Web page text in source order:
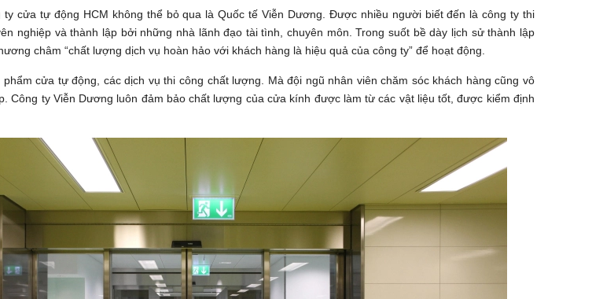
ty cửa tự động HCM không thể bỏ qua là Quốc tế Viễn Dương. Được nhiều người biết đến là công ty thi
nghiệp và thành lập bởi những nhà lãnh đạo tài tình, chuyên môn. Trong suốt bề dày lịch sử thành lập
châm “chất lượng dịch vụ hoàn hảo với khách hàng là hiệu quả của công ty” để hoạt động.
cửa tự động, các dịch vụ thi công chất lượng. Mà đội ngũ nhân viên chăm sóc khách hàng cũng vô
Công ty Viễn Dương luôn đảm bảo chất lượng của cửa kính được làm từ các vật liệu tốt, được kiểm định